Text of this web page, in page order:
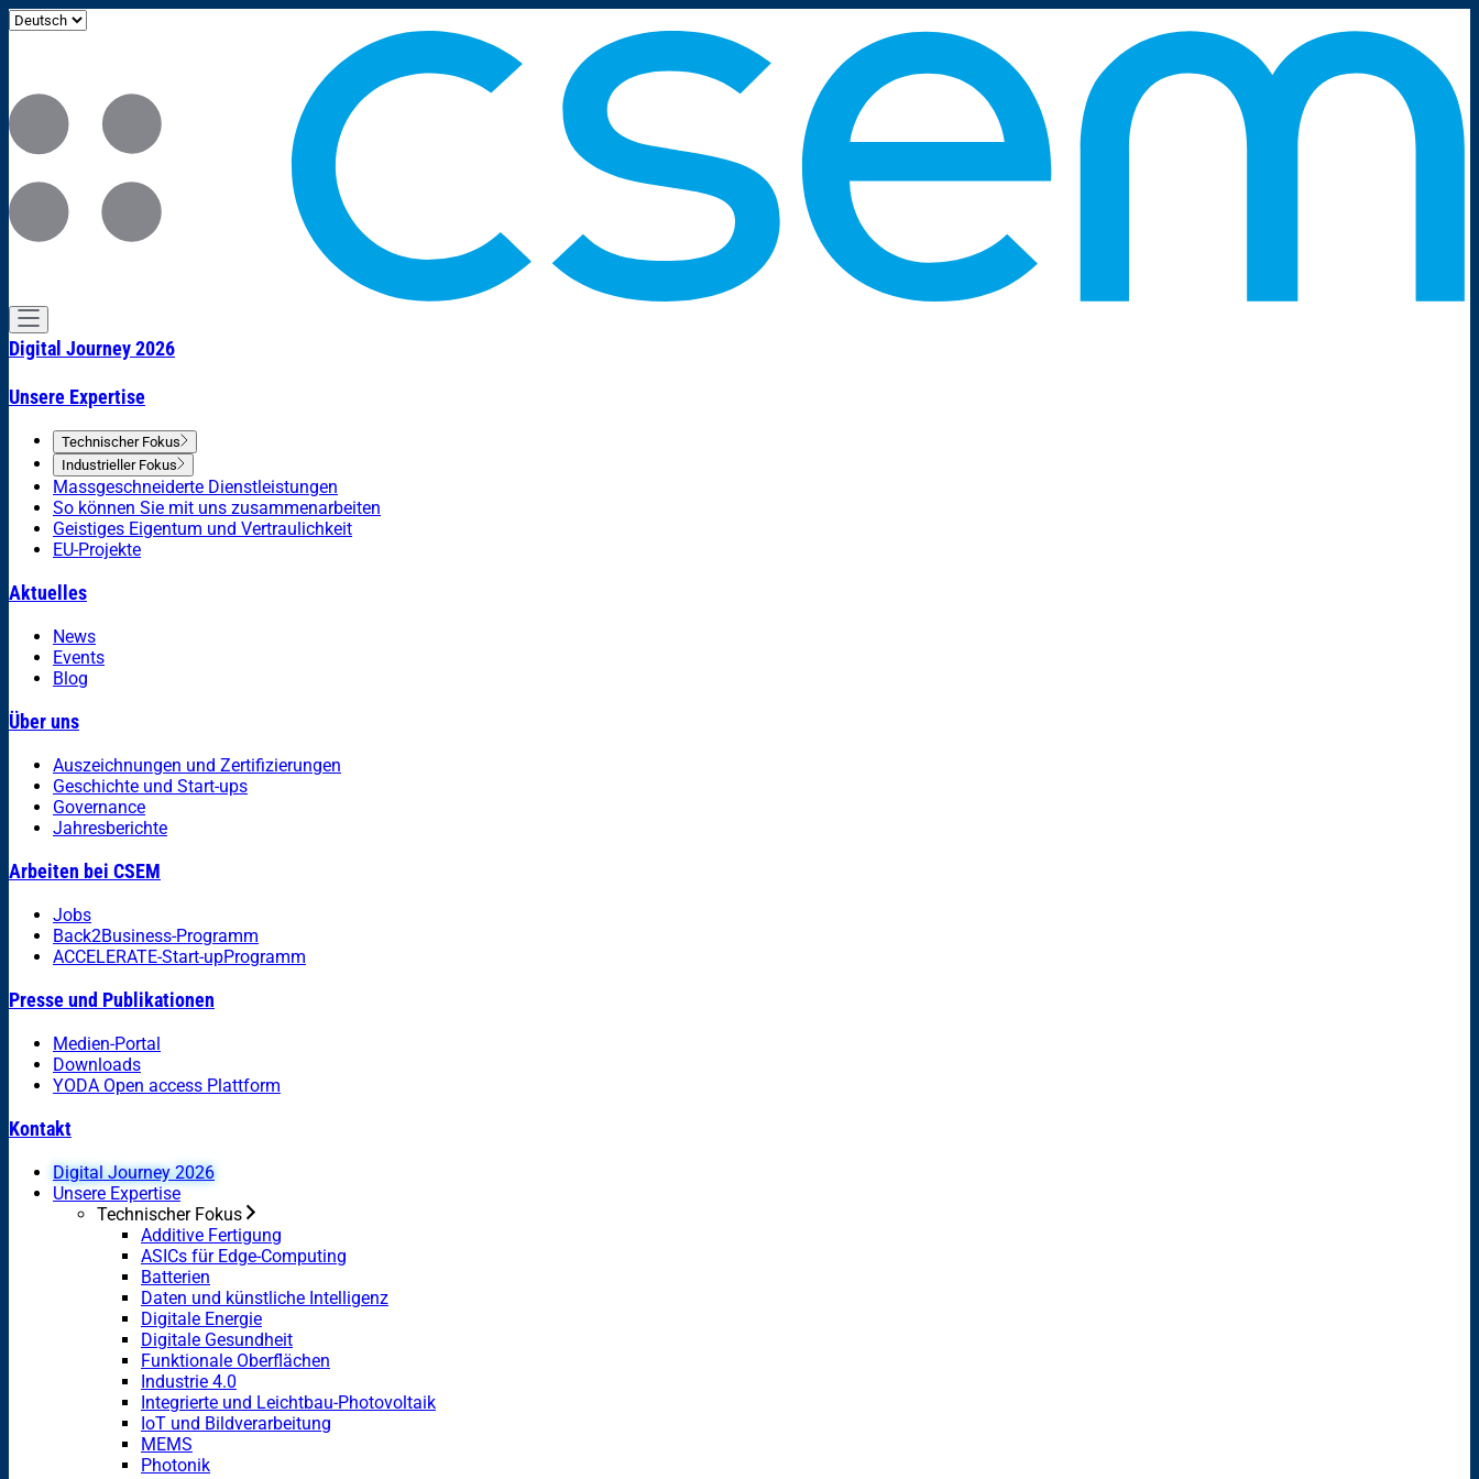
Digital Journey 2026
Unsere Expertise
Technischer Fokus
Industrieller Fokus
Massgeschneiderte Dienstleistungen
So können Sie mit uns zusammenarbeiten
Geistiges Eigentum und Vertraulichkeit
EU-Projekte
Aktuelles
News
Events
Blog
Über uns
Auszeichnungen und Zertifizierungen
Geschichte und Start-ups
Governance
Jahresberichte
Arbeiten bei CSEM
Jobs
Back2Business-Programm
ACCELERATE-Start-upProgramm
Presse und Publikationen
Medien-Portal
Downloads
YODA Open access Plattform
Kontakt
Digital Journey 2026
Unsere Expertise
Technischer Fokus
Additive Fertigung
ASICs für Edge-Computing
Batterien
Daten und künstliche Intelligenz
Digitale Energie
Digitale Gesundheit
Funktionale Oberflächen
Industrie 4.0
Integrierte und Leichtbau-Photovoltaik
IoT und Bildverarbeitung
MEMS
Photonik